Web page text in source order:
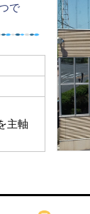
で
主軸